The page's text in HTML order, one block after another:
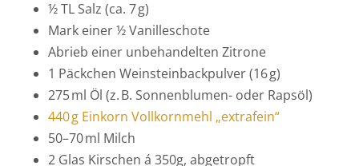
½ TL Salz (ca. 7 g)
Mark einer ½ Vanilleschote
Abrieb einer unbehandelten Zitrone
1 Päckchen Weinsteinbackpulver (16 g)
275 ml Öl (z. B. Sonnenblumen- oder Rapsöl)
440 g Einkorn Vollkornmehl „extrafein“
50–70 ml Milch
2 Glas Kirschen á 350g, abgetropft